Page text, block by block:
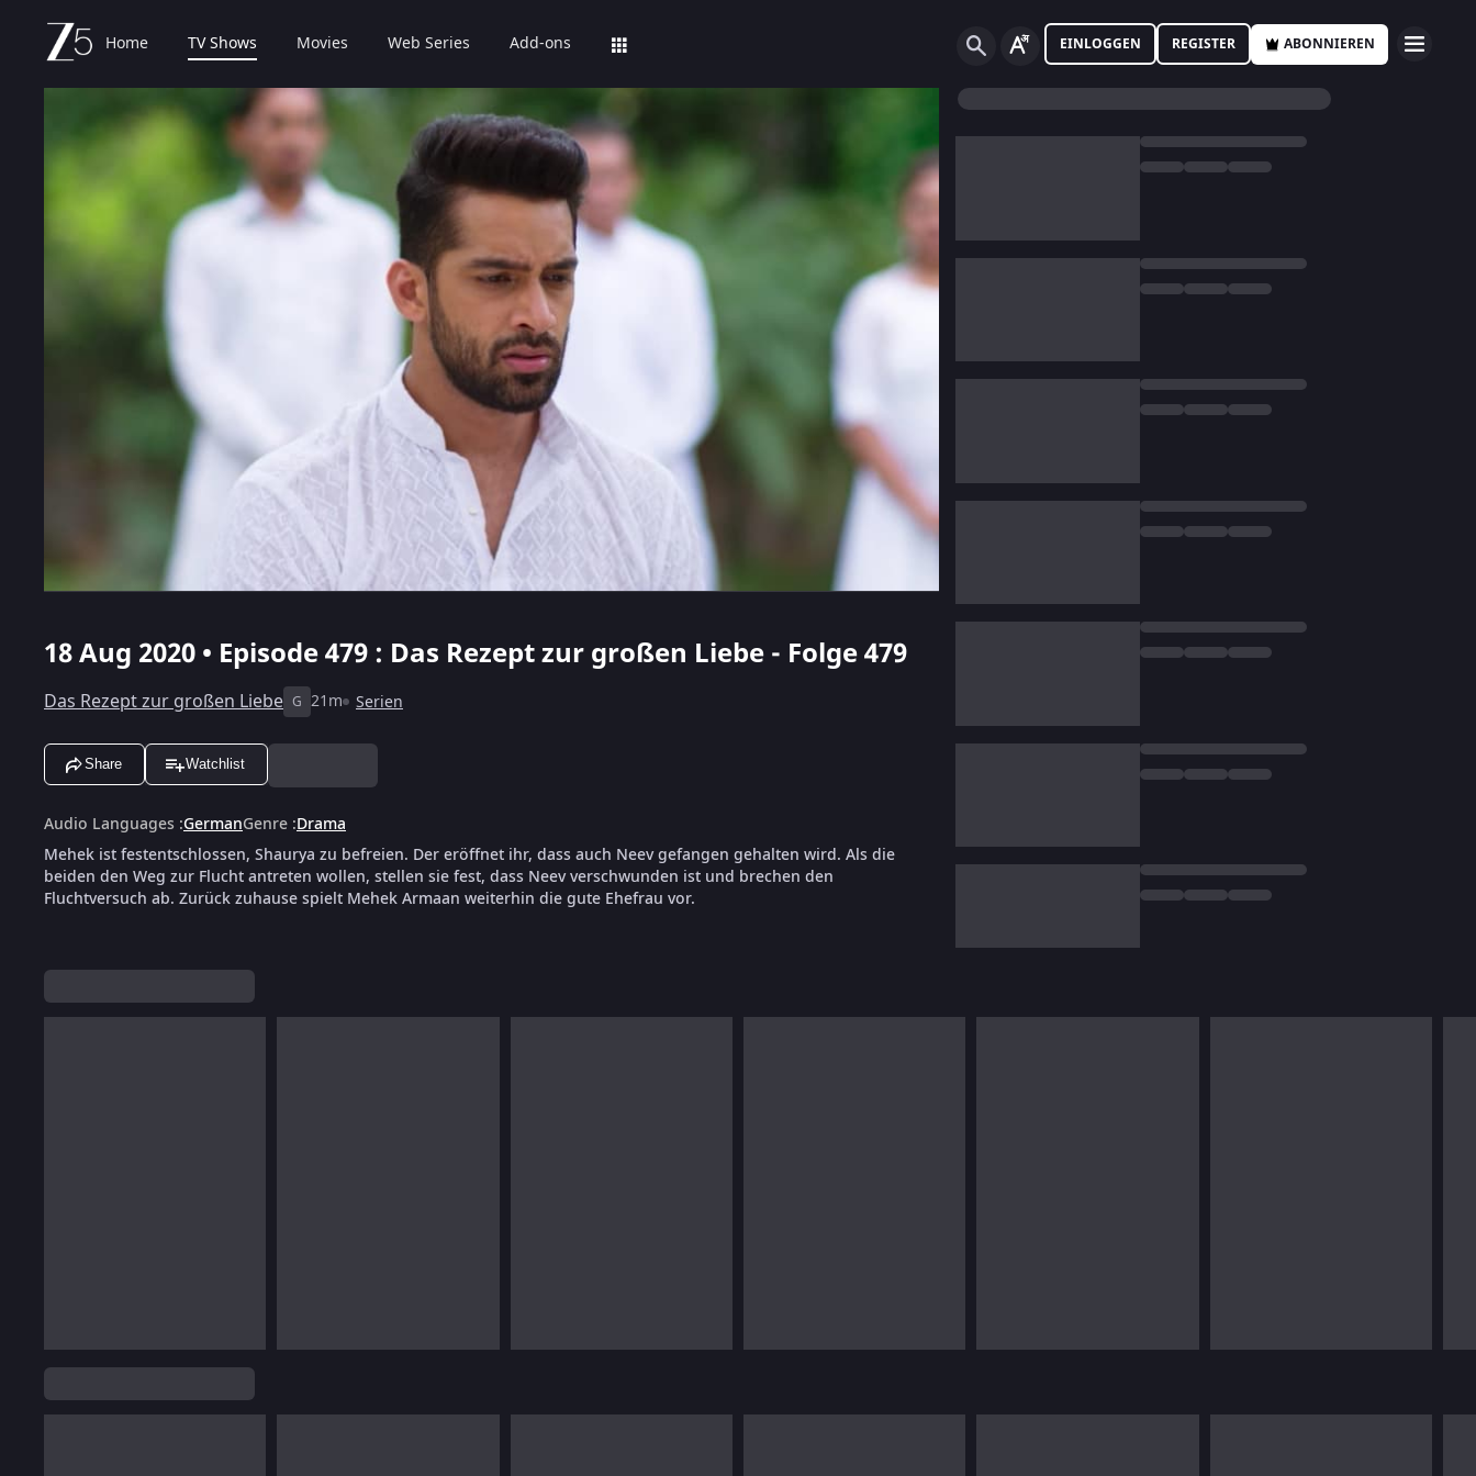
Home TV Shows Movies Web Series Add-ons EINLOGGEN REGISTER ABONNIEREN
18 Aug 2020 • Episode 479 : Das Rezept zur großen Liebe - Folge 479
Das Rezept zur großen Liebe G 21m Serien
Share Watchlist
Audio Languages :GermanGenre :Drama
Mehek ist festentschlossen, Shaurya zu befreien. Der eröffnet ihr, dass auch Neev gefangen gehalten wird. Als die
beiden den Weg zur Flucht antreten wollen, stellen sie fest, dass Neev verschwunden ist und brechen den
Fluchtversuch ab. Zurück zuhause spielt Mehek Armaan weiterhin die gute Ehefrau vor.